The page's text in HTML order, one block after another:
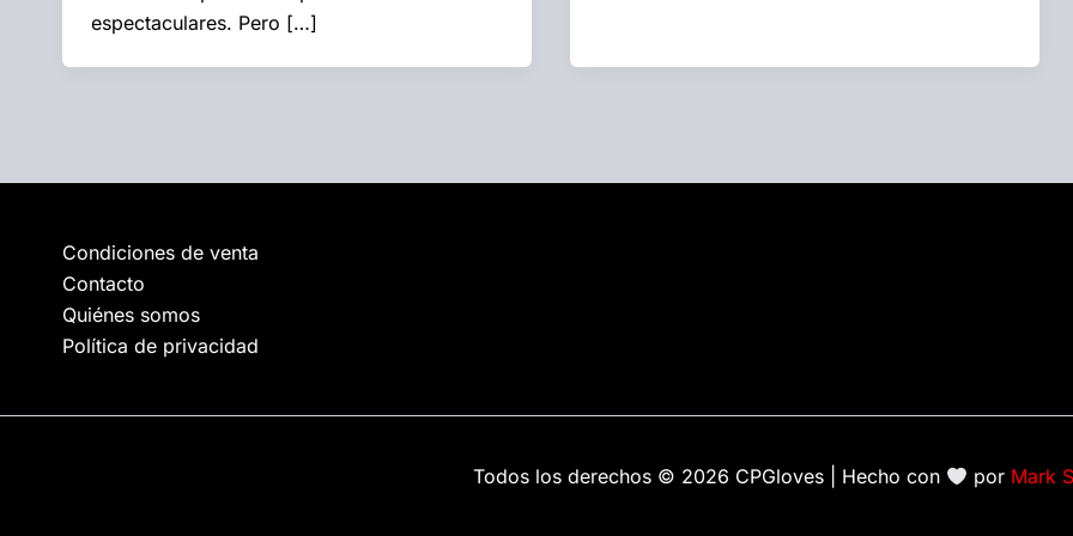
espectaculares. Pero […]
Condiciones de venta
Contacto
Quiénes somos
Política de privacidad
Todos los derechos © 2026 CPGloves | Hecho con por Mark